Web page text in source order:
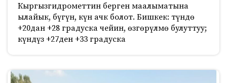
Кыргызгидрометтин берген маалыматына
ылайык, бүгүн, күн ачк болот. Бишкек: түндө
+20дан +28 градуска чейин, өзгөрүлмө булуттуу;
күндүз +27ден +33 градуска